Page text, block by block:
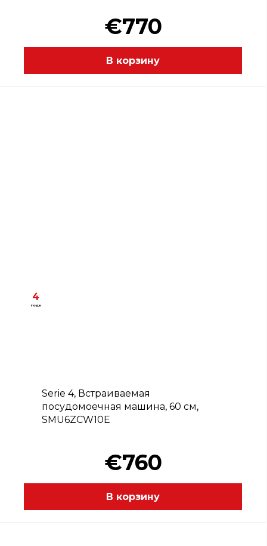
€770
В корзину
4
года
Serie 4, Встраиваемая
посудомоечная машина, 60 см,
SMU6ZCW10E
€760
В корзину